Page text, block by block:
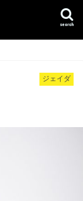
search
ジェイダ